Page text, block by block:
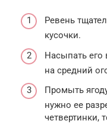
Ревень
кусочки.
Насыпать его
на средний
Промыть
нужно ее
четвертинки,